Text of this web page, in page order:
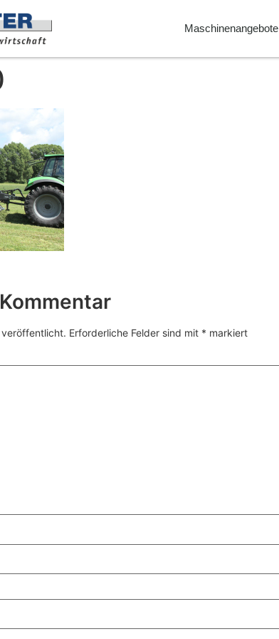
Maschinenangebote
Erforderliche Felder sind mit * markiert